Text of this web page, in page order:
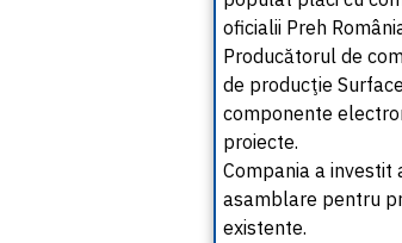
oficialii Preh
Producătorul de
de producţie
componente
proiecte.
Compania a investit
asamblare pentru
existente.